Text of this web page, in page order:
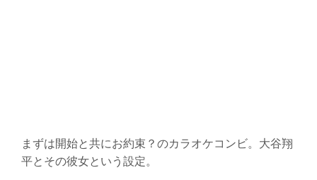
まずは開始と共にお約束？のカラオケコンビ。大谷翔
平とその彼女という設定。